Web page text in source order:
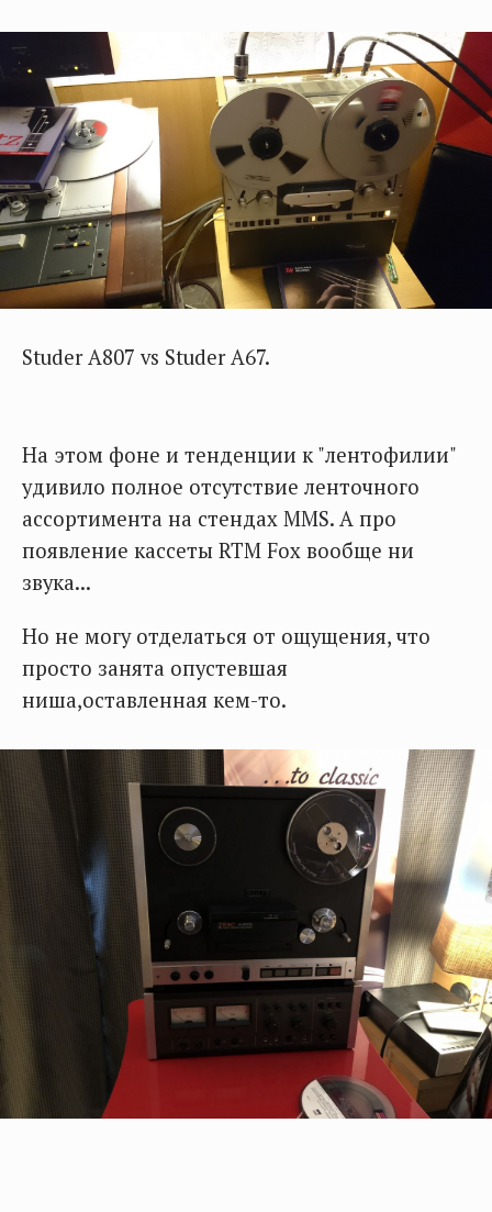
Studer A807 vs Studer A67.
На этом фоне и тенденции к "лентофилии"
удивило полное отсутствие ленточного
ассортимента на стендах MMS. А про
появление кассеты RTM Fox вообще ни
звука...
Но не могу отделаться от ощущения, что
просто занята опустевшая
ниша,оставленная кем-то.